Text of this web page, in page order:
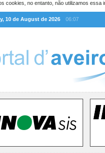
cookies, no entanto, não utilizamos
10 de August de 2026
06:07